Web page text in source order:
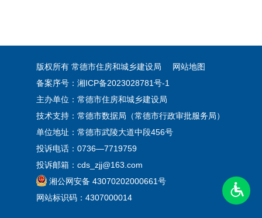
版权所有 常德市住房和城乡建设局
网站地图
备案序号：湘ICP备2023028781号-1
主办单位：常德市住房和城乡建设局
技术支持：常德市数据局（常德市行政审批服务局）
单位地址：常德市武陵大道中段456号
投诉电话：0736—7719759
投诉邮箱：cds_zjj@163.com
湘公网安备 43070202000661号
网站标识码：4307000014